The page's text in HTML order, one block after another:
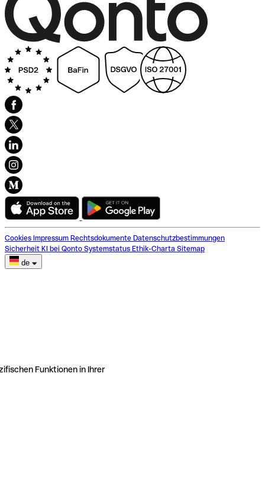
Cookies Impressum Rechtsdokumente Datenschutzbestimmungen
Sicherheit KI bei Qonto Systemstatus Ethik-Charta Sitemap
de
Funktionen in Ihrer